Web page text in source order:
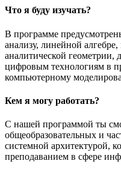
Что я буду изучать?
В программе
анализу, линейной
аналитической геометрии,
цифровым технологиям в
компьютерному
Кем я могу работать?
С нашей программой ты
общеобразовательных и
системной архитектурой,
преподаванием в сфере